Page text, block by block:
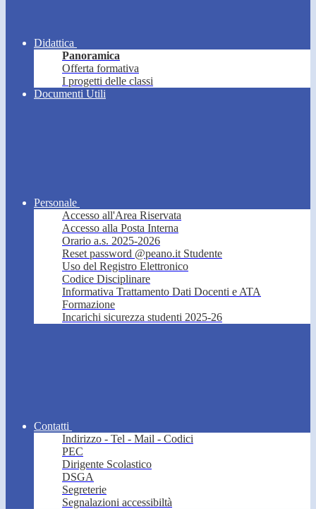
Didattica
Panoramica
Offerta formativa
I progetti delle classi
Documenti Utili
Personale
Accesso all'Area Riservata
Accesso alla Posta Interna
Orario a.s. 2025-2026
Reset password @peano.it Studente
Uso del Registro Elettronico
Codice Disciplinare
Informativa Trattamento Dati Docenti e ATA
Formazione
Incarichi sicurezza studenti 2025-26
Contatti
Indirizzo - Tel - Mail - Codici
PEC
Dirigente Scolastico
DSGA
Segreterie
Segnalazioni accessibiltà